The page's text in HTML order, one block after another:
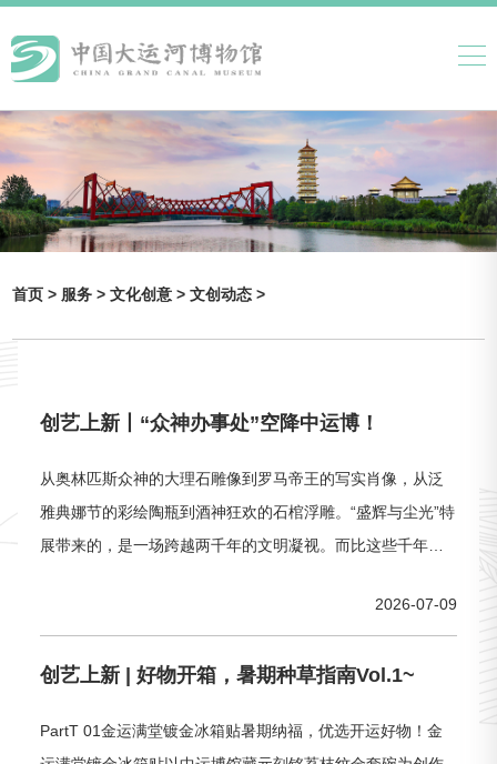
首页 > 服务 >文化创意 >文创动态 >
创艺上新丨“众神办事处”空降中运博！
从奥林匹斯众神的大理石雕像到罗马帝王的写实肖像，从泛
雅典娜节的彩绘陶瓶到酒神狂欢的石棺浮雕。“盛辉与尘光”特
展带来的，是一场跨越两千年的文明凝视。而比这些千年文
处”系列冰箱贴、雕塑素描本、香薰蜡烛……每一件都像是从
有了实实在在的落脚点~01罗马五明帝艺术复刻盲盒从特展中
2026-07-09
创艺上新 | 好物开箱，暑期种草指南Vol.1~
PartT 01金运满堂镀金冰箱贴暑期纳福，优选开运好物！金